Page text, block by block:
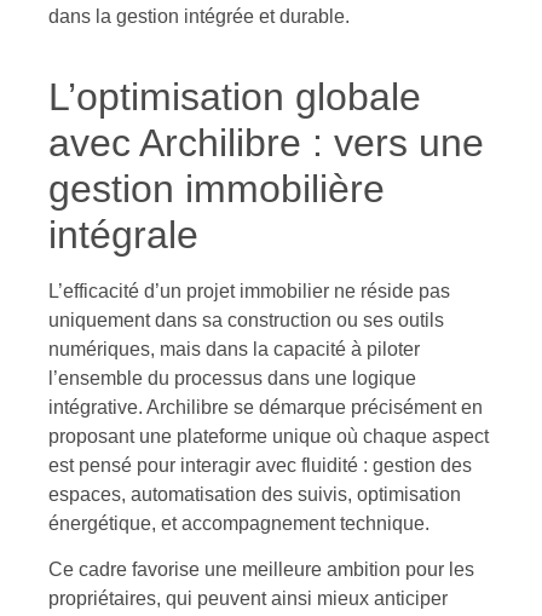
dans la gestion intégrée et durable.
L’optimisation globale
avec Archilibre : vers une
gestion immobilière
intégrale
L’efficacité d’un projet immobilier ne réside pas
uniquement dans sa construction ou ses outils
numériques, mais dans la capacité à piloter
l’ensemble du processus dans une logique
intégrative. Archilibre se démarque précisément en
proposant une plateforme unique où chaque aspect
est pensé pour interagir avec fluidité : gestion des
espaces, automatisation des suivis, optimisation
énergétique, et accompagnement technique.
Ce cadre favorise une meilleure ambition pour les
propriétaires, qui peuvent ainsi mieux anticiper